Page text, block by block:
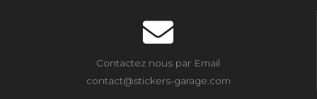
Contactez nous par Email
contact@stickers-garage.com